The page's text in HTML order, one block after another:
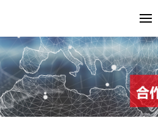
首頁
關於我們
產品中心